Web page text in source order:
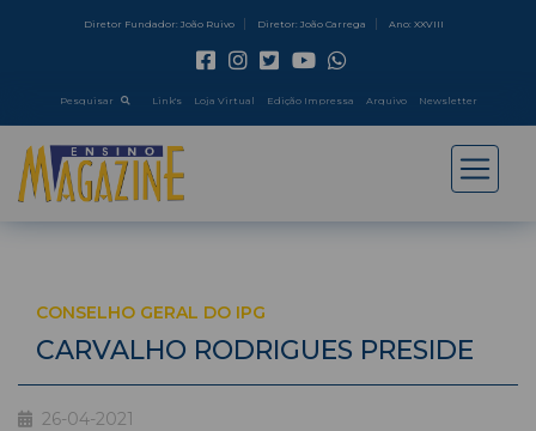
Diretor Fundador: João Ruivo Diretor: João Carrega Ano: XXVIII
Pesquisar Link's Loja Virtual Edição Impressa Arquivo Newsletter
CONSELHO GERAL DO IPG
CARVALHO RODRIGUES PRESIDE
26-04-2021